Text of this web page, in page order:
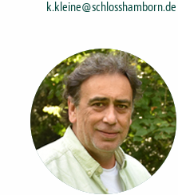
k.kleine@schlosshamborn.de